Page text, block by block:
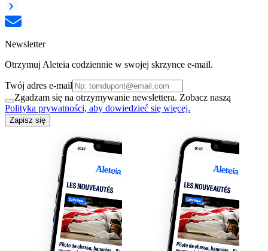
Newsletter
Otrzymuj Aleteia codziennie w swojej skrzynce e-mail.
Twój adres e-mail
Zgadzam się na otrzymywanie newslettera. Zobacz naszą
Polityka prywatności, aby dowiedzieć się więcej.
Zapisz się